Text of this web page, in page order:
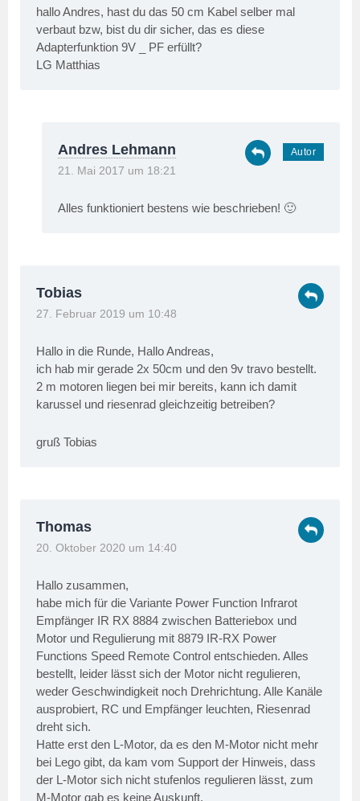
hallo Andres, hast du das 50 cm Kabel selber mal
verbaut bzw, bist du dir sicher, das es diese
Adapterfunktion 9V _ PF erfüllt?
LG Matthias
Andres Lehmann
21. Mai 2017 um 18:21
Alles funktioniert bestens wie beschrieben! 🙂
Tobias
27. Februar 2019 um 10:48
Hallo in die Runde, Hallo Andreas,
ich hab mir gerade 2x 50cm und den 9v travo bestellt.
2 m motoren liegen bei mir bereits, kann ich damit
karussel und riesenrad gleichzeitig betreiben?
gruß Tobias
Thomas
20. Oktober 2020 um 14:40
Hallo zusammen,
habe mich für die Variante Power Function Infrarot
Empfänger IR RX 8884 zwischen Batteriebox und
Motor und Regulierung mit 8879 IR-RX Power
Functions Speed Remote Control entschieden. Alles
bestellt, leider lässt sich der Motor nicht regulieren,
weder Geschwindigkeit noch Drehrichtung. Alle Kanäle
ausprobiert, RC und Empfänger leuchten, Riesenrad
dreht sich.
Hatte erst den L-Motor, da es den M-Motor nicht mehr
bei Lego gibt, da kam vom Support der Hinweis, dass
der L-Motor sich nicht stufenlos regulieren lässt, zum
M-Motor gab es keine Auskunft.